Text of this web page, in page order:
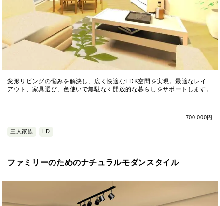
変形リビングの悩みを解決し、広く快適なLDK空間を実現。最適なレイ
アウト、家具選び、色使いで無駄なく開放的な暮らしをサポートします。
700,000円
三人家族 LD
ファミリーのためのナチュラルモダンスタイル